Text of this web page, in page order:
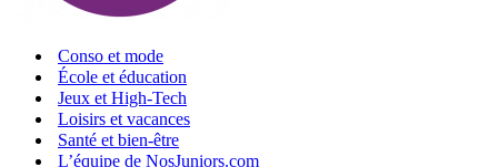
Conso et mode
École et éducation
Jeux et High-Tech
Loisirs et vacances
Santé et bien-être
L’équipe de NosJuniors.com